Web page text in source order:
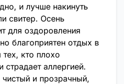
и лучше накинуть
свитер. Осень
для оздоровления
благоприятен отдых в
кто плохо
страдает аллергией.
и прозрачный,